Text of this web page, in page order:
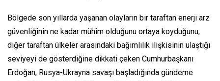
Bölgede son yıllarda yaşanan olayların bir taraftan enerji arz
güvenliğinin ne kadar mühim olduğunu ortaya koyduğunu,
diğer taraftan ülkeler arasındaki bağımlılık ilişkisinin ulaştığı
seviyeyi de gösterdiğine dikkati çeken Cumhurbaşkanı
Erdoğan, Rusya-Ukrayna savaşı başladığında gündeme